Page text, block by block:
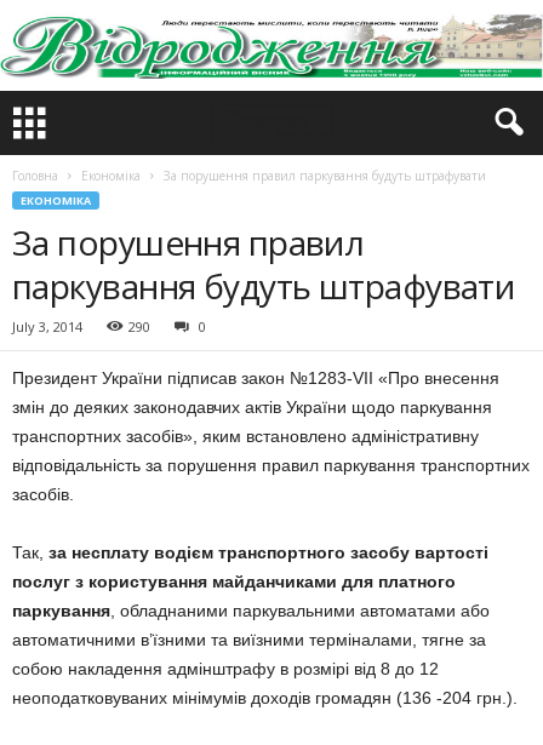
Головна Економіка За порушення правил паркування будуть штрафувати
ЕКОНОМІКА
За порушення правил
паркування будуть штрафувати
July 3, 2014 290 0
Президент України підписав закон №1283-VII «Про внесення
змін до деяких законодавчих актів України щодо паркування
транспортних засобів», яким встановлено адміністративну
відповідальність за порушення правил паркування транспортних
засобів.
Так, за несплату водієм транспортного засобу вартості
послуг з користування майданчиками для платного
паркування , обладнаними паркувальними автоматами або
автоматичними в’їзними та виїзними терміналами, тягне за
собою накладення адмінштрафу в розмірі від 8 до 12
неоподатковуваних мінімумів доходів громадян (136 -204 грн.).